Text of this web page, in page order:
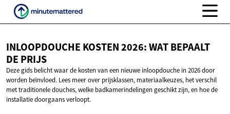
INLOOPDOUCHE KOSTEN 2026: WAT BEPAALT
DE PRIJS
Deze gids belicht waar de kosten van een nieuwe inloopdouche in 2026 door
worden beïnvloed. Lees meer over prijsklassen, materiaalkeuzes, het verschil
met traditionele douches, welke badkamerindelingen geschikt zijn, en hoe de
installatie doorgaans verloopt.